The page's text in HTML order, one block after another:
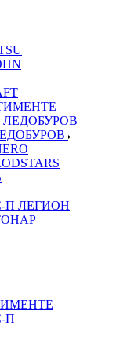
ЛЕГИОН
П